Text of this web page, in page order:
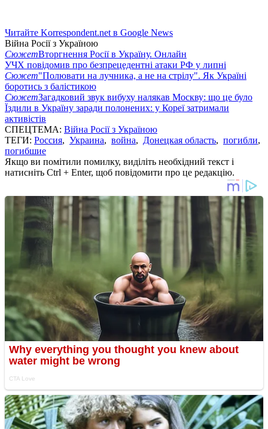
Читайте Korrespondent.net в Google News
Війна Росії з Україною
СюжетВторгнення Росії в Україну. Онлайн
УЧХ повідомив про безпрецедентні атаки РФ у липні
Сюжет"Полювати на лучника, а не на стрілу". Як Україні
боротись з балістикою
СюжетЗагадковий звук вибуху налякав Москву: що це було
Їздили в Україну заради полонених: у Кореї затримали
активістів
СПЕЦТЕМА: Війна Росії з Україною
ТЕГИ: Россия, Украина, война, Донецкая область, погибли,
погибшие
Якщо ви помітили помилку, виділіть необхідний текст і
натисніть Ctrl + Enter, щоб повідомити про це редакцію.